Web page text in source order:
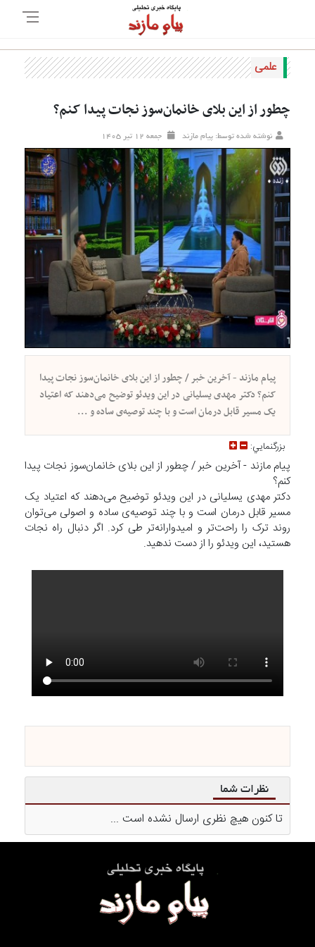
علمی
چطور از این بلای خانمان‌سوز نجات پیدا کنم؟
نوشته شده توسط: پیام مازند جمعه ۱۲ تير ۱۴۰۵
پیام مازند - آخرین خبر / چطور از این بلای خانمان‌سوز نجات پیدا
کنم؟ دکتر مهدی یسلیانی در این ویدئو توضیح می‌دهند که اعتیاد
یک مسیر قابل درمان است و با چند توصیه‌ی ساده و ...
بزرگنمايي:
پیام مازند - آخرین خبر / چطور از این بلای خانمان‌سوز نجات پیدا
کنم؟
دکتر مهدی یسلیانی در این ویدئو توضیح می‌دهند که اعتیاد یک
مسیر قابل درمان است و با چند توصیه‌ی ساده و اصولی می‌توان
روند ترک را راحت‌تر و امیدوارانه‌تر طی کرد. اگر دنبال راه نجات
هستید، این ویدئو را از دست ندهید.
نظرات شما
تا کنون هیچ نظری ارسال نشده است ...